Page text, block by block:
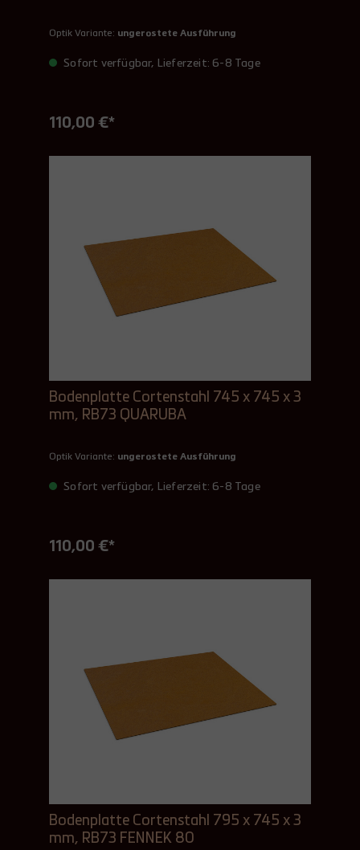
Optik Variante: ungerostete Ausführung
Sofort verfügbar, Lieferzeit: 6-8 Tage
110,00 €*
Bodenplatte Cortenstahl 745 x 745 x 3
mm, RB73 QUARUBA
Optik Variante: ungerostete Ausführung
Sofort verfügbar, Lieferzeit: 6-8 Tage
110,00 €*
Bodenplatte Cortenstahl 795 x 745 x 3
mm, RB73 FENNEK 80